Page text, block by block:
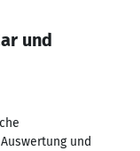
und
und